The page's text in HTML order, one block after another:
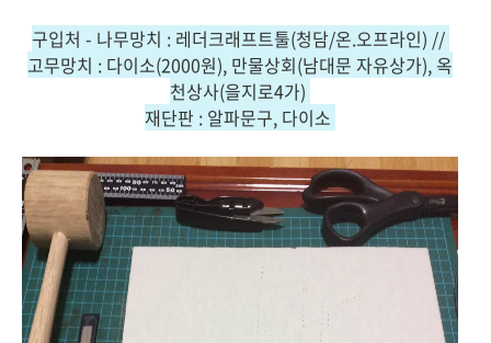
구입처 - 나무망치 : 레더크래프트툴(청담/온.오프라인) //
고무망치 : 다이소(2000원), 만물상회(남대문 자유상가), 옥
천상사(을지로4가)
재단판 : 알파문구, 다이소